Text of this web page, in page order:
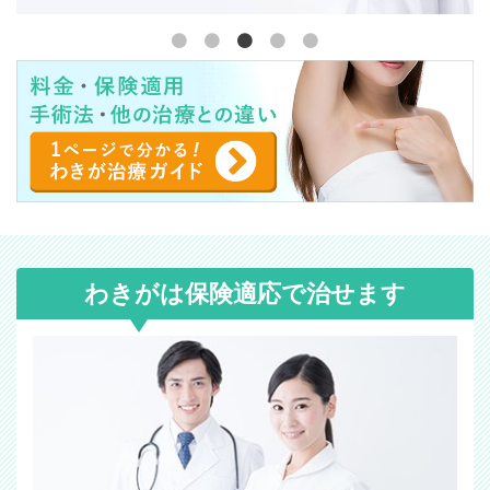
わきがは保険適応で治せます